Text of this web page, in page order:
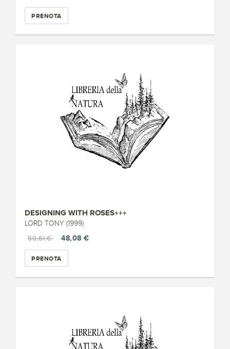
PRENOTA
DESIGNING WITH ROSES+++
LORD TONY (1999)
50,61 €
48,08 €
PRENOTA